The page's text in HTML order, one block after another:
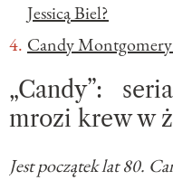
Jessicą Biel?
Candy
„Candy”:
mrozi krew w
Jest początek lat 80.